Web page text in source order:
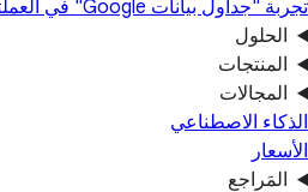
تجربة "جداول بيانات Google" في العمل
الحلول
المنتجات
المجالات
الذكاء الاصطناعي
الأسعار
المَراجع